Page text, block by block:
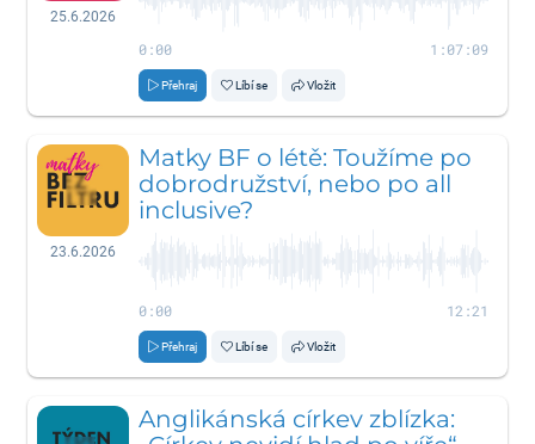
25.6.2026
0:00 1:07:09
Přehraj Líbí se Vložit
23.6.2026
Matky BF o létě: Toužíme po
dobrodružství, nebo po all
inclusive?
0:00 12:21
Přehraj Líbí se Vložit
Anglikánská církev zblízka: